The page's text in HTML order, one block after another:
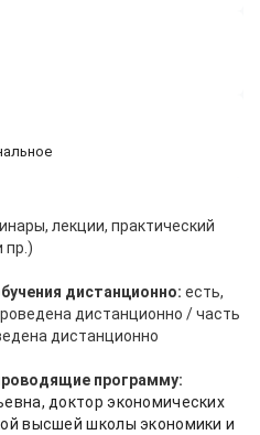
лекции, практический
пр.)
дистанционно: есть,
дистанционно / часть
дистанционно
программу:
доктор экономических
высшей школы экономики и